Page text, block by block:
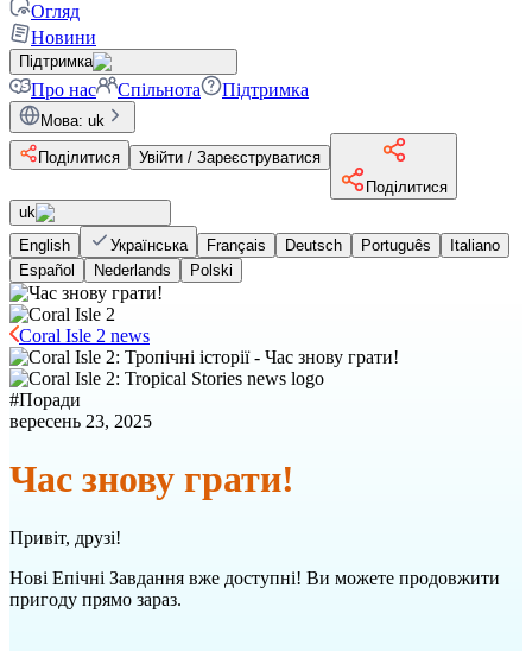
Огляд
Новини
Підтримка
Про нас Спільнота Підтримка
Мова: uk
Поділитися
Увійти / Зареєструватися
Поділитися
uk
English
Українська Français Deutsch Português
Italiano
Español
Nederlands Polski
Coral Isle 2 news
#Поради
вересень 23, 2025
Час знову грати!
Привіт, друзі!
Нові Епічні Завдання вже доступні! Ви можете продовжити
пригоду прямо зараз.